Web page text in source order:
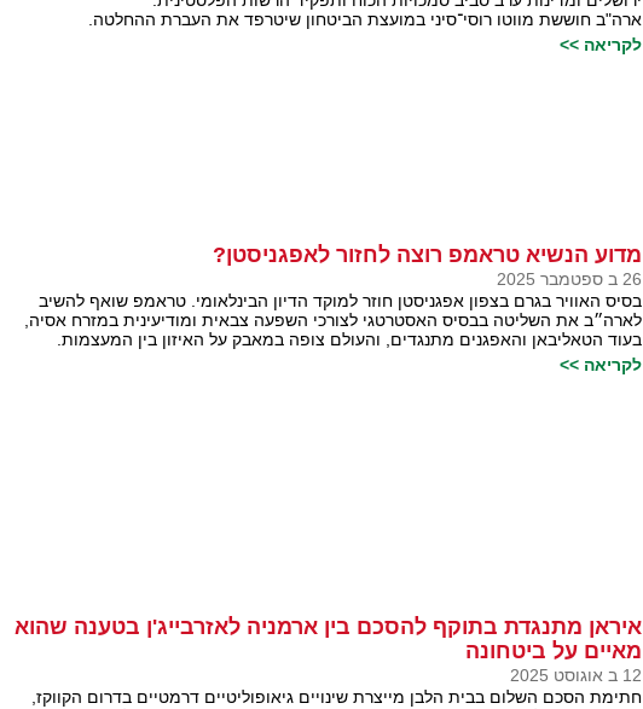
ארה"ב חוששת מווטו רוסי־סיני במועצת הביטחון שיטרפד את העברת ההחלטה.
לקריאה >>
מדוע הנשיא טראמפ רוצה לחזור לאפגניסטן?
26 ב ספטמבר 2025
בסיס האוויר בגרם בצפון אפגניסטן חוזר למוקד הדיון הבינלאומי. טראמפ שואף להשיב
לארה״ב את השליטה בבסיס האסטרטגי לצורכי השפעה צבאית ומודיעינית במזרח אסיה,
בעוד הטאליבאן והאפגנים מתנגדים, והעולם צופה במאבק על האיזון בין המעצמות.
לקריאה >>
איראן מתנגדת בתוקף להסכם בין ארמניה לאזרבייג'ן בטענה שהוא
מאיים על ביטחונה
12 ב אוגוסט 2025
חתימת הסכם השלום בבית הלבן מייצרת שינויים גיאופוליטיים דרמטיים בדרום הקווקז,